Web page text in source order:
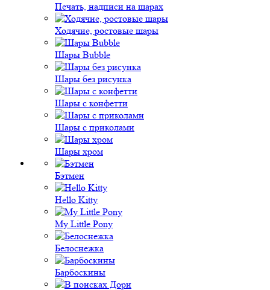
Печать, надписи на шарах
Ходячие, ростовые шары
Шары Bubble
Шары без рисунка
Шары с конфетти
Шары с приколами
Шары хром
Бэтмен
Hello Kitty
My Little Pony
Белоснежка
Барбоскины